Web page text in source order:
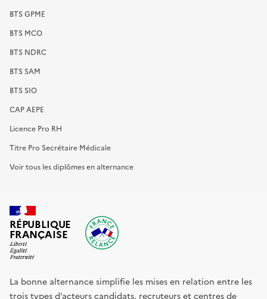
BTS GPME
BTS MCO
BTS NDRC
BTS SAM
BTS SIO
CAP AEPE
Licence Pro RH
Titre Pro Secrétaire Médicale
Voir tous les diplômes en alternance
RÉPUBLIQUE
FRANÇAISE
La bonne alternance simplifie les mises en relation entre les
trois types d’acteurs candidats, recruteurs et centres de